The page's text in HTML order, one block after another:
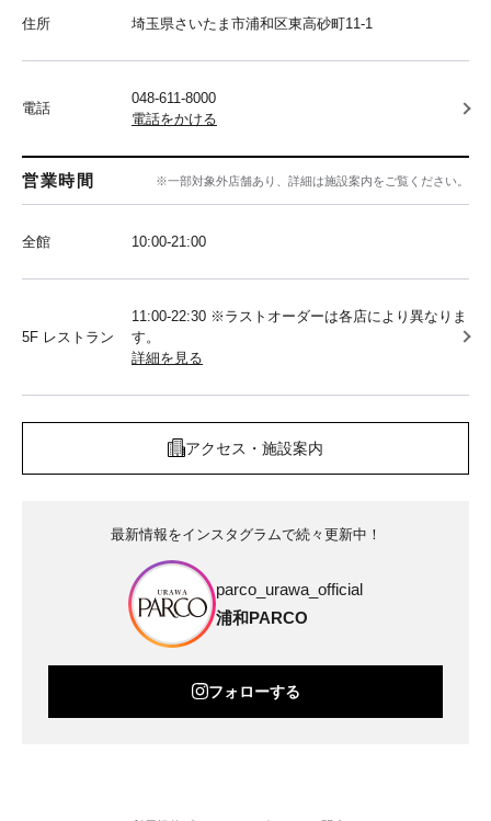
住所 埼玉県さいたま市浦和区東高砂町11-1
電話
048-611-8000
電話をかける
営業時間 ※一部対象外店舗あり、詳細は施設案内をご覧ください。
全館 10:00‐21:00
5F レストラン
11:00-22:30 ※ラストオーダーは各店により異なりま
す。
詳細を見る
アクセス・施設案内
最新情報をインスタグラムで続々更新中！
parco_urawa_official
浦和PARCO
フォローする